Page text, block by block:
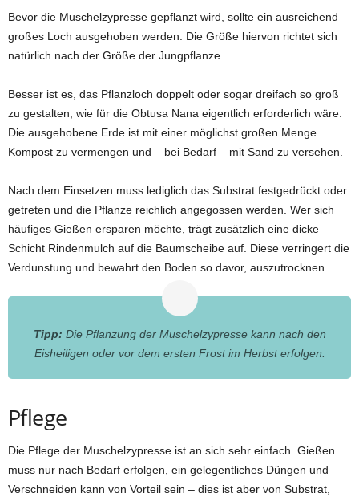
Bevor die Muschelzypresse gepflanzt wird, sollte ein ausreichend
großes Loch ausgehoben werden. Die Größe hiervon richtet sich
natürlich nach der Größe der Jungpflanze.
Besser ist es, das Pflanzloch doppelt oder sogar dreifach so groß
zu gestalten, wie für die Obtusa Nana eigentlich erforderlich wäre.
Die ausgehobene Erde ist mit einer möglichst großen Menge
Kompost zu vermengen und – bei Bedarf – mit Sand zu versehen.
Nach dem Einsetzen muss lediglich das Substrat festgedrückt oder
getreten und die Pflanze reichlich angegossen werden. Wer sich
häufiges Gießen ersparen möchte, trägt zusätzlich eine dicke
Schicht Rindenmulch auf die Baumscheibe auf. Diese verringert die
Verdunstung und bewahrt den Boden so davor, auszutrocknen.
Tipp: Die Pflanzung der Muschelzypresse kann nach den
Eisheiligen oder vor dem ersten Frost im Herbst erfolgen.
Pflege
Die Pflege der Muschelzypresse ist an sich sehr einfach. Gießen
muss nur nach Bedarf erfolgen, ein gelegentliches Düngen und
Verschneiden kann von Vorteil sein – dies ist aber von Substrat,